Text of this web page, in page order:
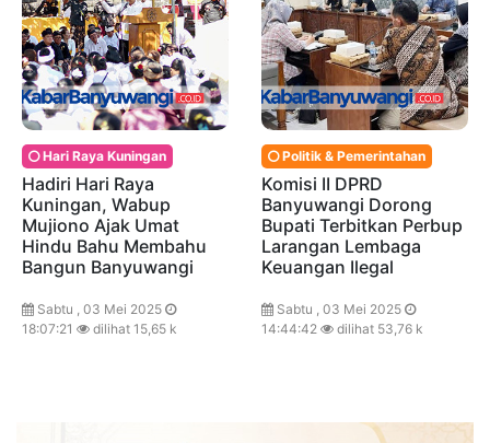
Hari Raya Kuningan
Hadiri Hari Raya
Kuningan, Wabup
Mujiono Ajak Umat
Hindu Bahu Membahu
Bangun Banyuwangi
Sabtu , 03 Mei 2025
18:07:21
dilihat 15,65 k
Politik & Pemerintahan
Komisi II DPRD
Banyuwangi Dorong
Bupati Terbitkan Perbup
Larangan Lembaga
Keuangan Ilegal
Sabtu , 03 Mei 2025
14:44:42
dilihat 53,76 k